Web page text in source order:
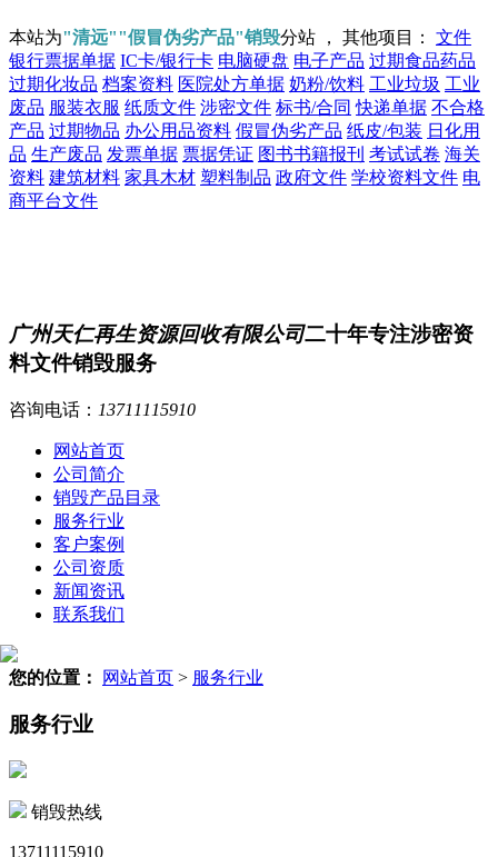
本站为"清远""假冒伪劣产品"销毁分站 ， 其他项目： 文件
银行票据单据 IC卡/银行卡 电脑硬盘 电子产品 过期食品药品
过期化妆品 档案资料 医院处方单据 奶粉/饮料 工业垃圾 工业
废品 服装衣服 纸质文件 涉密文件 标书/合同 快递单据 不合格
产品 过期物品 办公用品资料 假冒伪劣产品 纸皮/包装 日化用
品 生产废品 发票单据 票据凭证 图书书籍报刊 考试试卷 海关
资料 建筑材料 家具木材 塑料制品 政府文件 学校资料文件 电
商平台文件
广州天仁再生资源回收有限公司二十年专注涉密资
料文件销毁服务
咨询电话： 13711115910
网站首页
公司简介
销毁产品目录
服务行业
客户案例
公司资质
新闻资讯
联系我们
您的位置： 网站首页 > 服务行业
服务行业
销毁热线
13711115910